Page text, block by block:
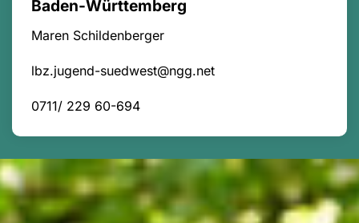
Baden-Württemberg
Maren Schildenberger
lbz.jugend-suedwest@ngg.net
0711/ 229 60-694